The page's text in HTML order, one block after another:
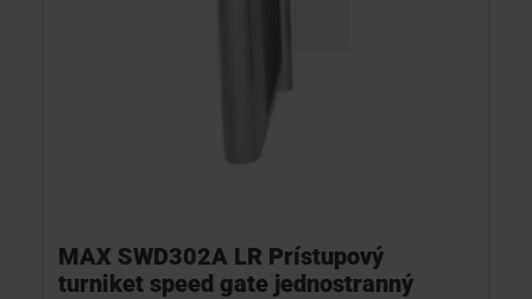
MAX SWD302A LR Prístupový
turniket speed gate jednostranný